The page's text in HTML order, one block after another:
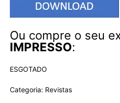
Ou compre o seu
IMPRESSO:
ESGOTADO
Categoria: Revistas